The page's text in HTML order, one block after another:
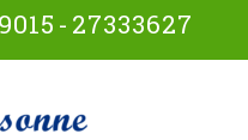
- 27333627